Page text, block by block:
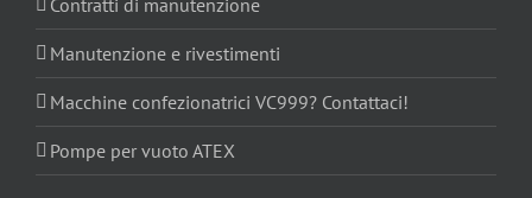
Contratti di manutenzione
Manutenzione e rivestimenti
Macchine confezionatrici VC999? Contattaci!
Pompe per vuoto ATEX